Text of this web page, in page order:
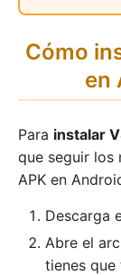
Cómo
en
Para instalar
que seguir los
APK en
Descarga
Abre el
tienes